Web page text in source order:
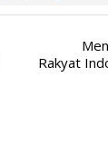
Rakyat